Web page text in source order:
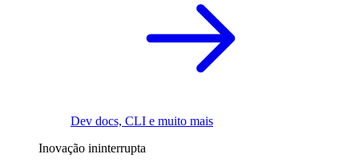
Dev docs, CLI e muito mais
Inovação ininterrupta